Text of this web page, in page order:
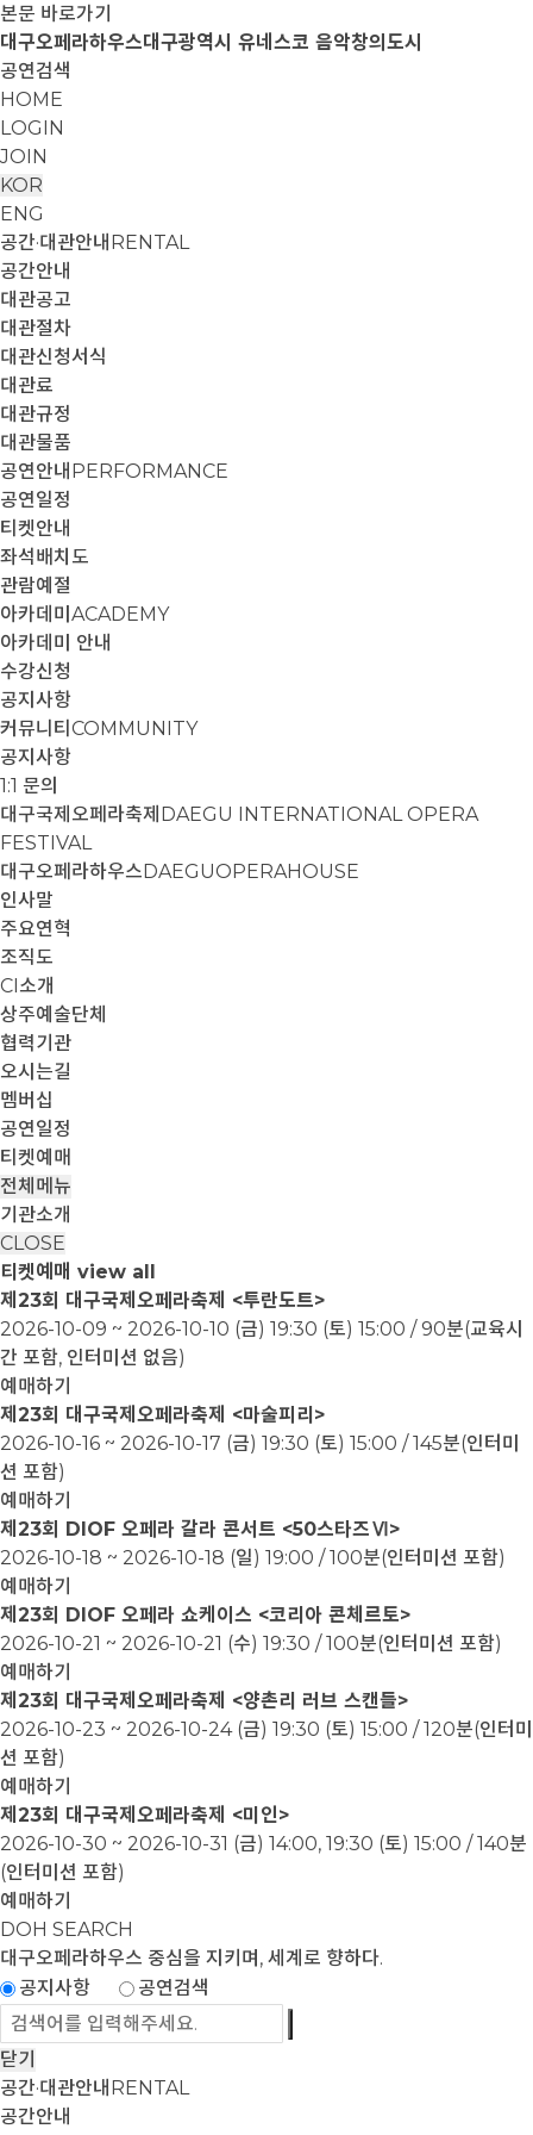
본문 바로가기
대구오페라하우스대구광역시 유네스코 음악창의도시
공연검색
HOME
LOGIN
JOIN
KOR
ENG
공간·대관안내 RENTAL
공간안내
대관공고
대관절차
대관신청서식
대관료
대관규정
대관물품
공연안내 PERFORMANCE
공연일정
티켓안내
좌석배치도
관람예절
아카데미 ACADEMY
아카데미 안내
수강신청
공지사항
커뮤니티 COMMUNITY
공지사항
1:1 문의
대구국제오페라축제 DAEGU INTERNATIONAL OPERA
FESTIVAL
대구오페라하우스DAEGUOPERAHOUSE
인사말
주요연혁
조직도
CI소개
상주예술단체
협력기관
오시는길
멤버십
공연일정
티켓예매
전체메뉴
기관소개
CLOSE
티켓예매 view all
제23회 대구국제오페라축제 <투란도트>
2026-10-09 ~ 2026-10-10 (금) 19:30 (토) 15:00 / 90분(교육시
간 포함, 인터미션 없음)
예매하기
제23회 대구국제오페라축제 <마술피리>
2026-10-16 ~ 2026-10-17 (금) 19:30 (토) 15:00 / 145분(인터미
션 포함)
예매하기
제23회 DIOF 오페라 갈라 콘서트 <50스타즈Ⅵ>
2026-10-18 ~ 2026-10-18 (일) 19:00 / 100분(인터미션 포함)
예매하기
제23회 DIOF 오페라 쇼케이스 <코리아 콘체르토>
2026-10-21 ~ 2026-10-21 (수) 19:30 / 100분(인터미션 포함)
예매하기
제23회 대구국제오페라축제 <양촌리 러브 스캔들>
2026-10-23 ~ 2026-10-24 (금) 19:30 (토) 15:00 / 120분(인터미
션 포함)
예매하기
제23회 대구국제오페라축제 <미인>
2026-10-30 ~ 2026-10-31 (금) 14:00, 19:30 (토) 15:00 / 140분
(인터미션 포함)
예매하기
DOH SEARCH
대구오페라하우스 중심을 지키며, 세계로 향하다.
공지사항
공연검색
닫기
공간·대관안내 RENTAL
공간안내